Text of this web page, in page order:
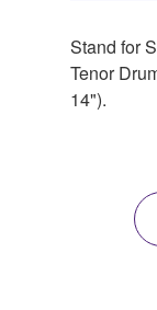
Stand for
Tenor
14").